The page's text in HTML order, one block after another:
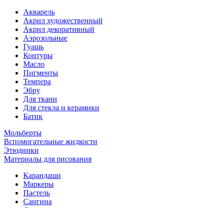
Акварель
Акрил художественный
Акрил декоративный
Аэрозольные
Гуашь
Контуры
Масло
Пигменты
Темпера
Эбру
Для ткани
Для стекла и керамики
Батик
Мольберты
Вспомогательные жидкости
Этюдники
Материалы для рисования
Карандаши
Маркеры
Пастель
Сангина